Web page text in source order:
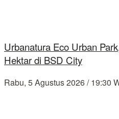
Urbanatura Eco Urban
Hektar di BSD City
Rabu, 5 Agustus 2026 / 19:30